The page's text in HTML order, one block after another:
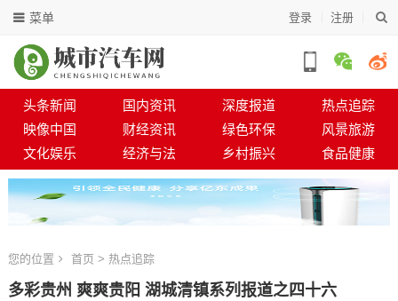
登录 注册
菜单
头条新闻 国内资讯 深度报道
热点追踪
映像中国
财经资讯 绿色环保
风景旅游
文化娱乐
经济与法 乡村振兴 食品健康
您的位置 首页 > 热点追踪
多彩贵州 爽爽贵阳 湖城清镇系列报道之四十六